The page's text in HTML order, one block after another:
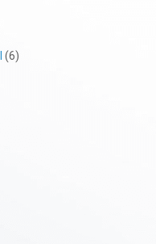
(6)